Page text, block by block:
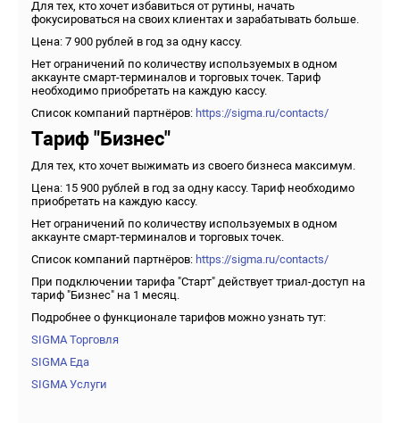
Для тех, кто хочет избавиться от рутины, начать
фокусироваться на своих клиентах и зарабатывать больше.
Цена: 7 900 рублей в год за одну кассу.
Нет ограничений по количеству используемых в одном
аккаунте смарт-терминалов и торговых точек. Тариф
необходимо приобретать на каждую кассу.
Список компаний партнёров: https://sigma.ru/contacts/
Тариф "Бизнес"
Для тех, кто хочет выжимать из своего бизнеса максимум.
Цена: 15 900 рублей в год за одну кассу. Тариф необходимо
приобретать на каждую кассу.
Нет ограничений по количеству используемых в одном
аккаунте смарт-терминалов и торговых точек.
Список компаний партнёров: https://sigma.ru/contacts/
При подключении тарифа "Старт" действует триал-доступ на
тариф "Бизнес" на 1 месяц.
Подробнее о функционале тарифов можно узнать тут:
SIGMA Торговля
SIGMA Еда
SIGMA Услуги